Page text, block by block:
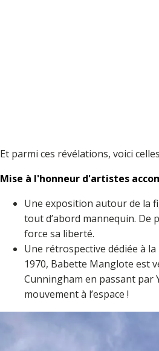
Et parmi ces révélations, voici
Mise à l'honneur d'artistes
Une exposition autour de la
tout d’abord mannequin.
force sa liberté.
Une rétrospective dédiée à
1970, Babette Manglote est
Cunningham en passant par
mouvement à l’espace !